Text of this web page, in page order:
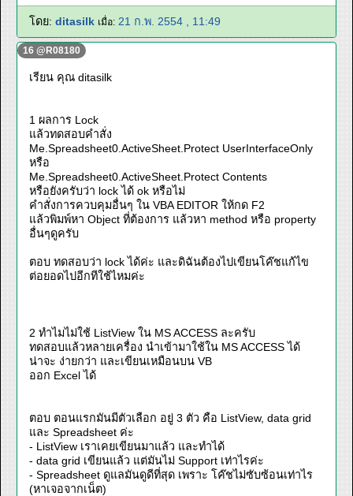
โดย: ditasilk เมื่อ: 21 ก.พ. 2554 , 11:49
16 @R08180
เรียน คุณ ditasilk
1 ผลการ Lock
แล้วทดสอบคำสั่ง
Me.Spreadsheet0.ActiveSheet.Protect UserInterfaceOnly
หรือ
Me.Spreadsheet0.ActiveSheet.Protect Contents
หรือยังครับว่า lock ได้ ok หรือไม่
คำสั่งการควบคุมอื่นๆ ใน VBA EDITOR ให้กด F2
แล้วพิมพ์หา Object ที่ต้องการ แล้วหา method หรือ property
อื่นๆดูครับ
ตอบ ทดสอบว่า lock ได้ค่ะ และดิฉันต้องไปเขียนโค๊ชแก้ไข
ต่อยอดไปอีกทีใช้ไหมค่ะ
2 ทำไมไม่ใช้ ListView ใน MS ACCESS ละครับ
ทดสอบแล้วหลายเครื่อง นำเข้ามาใช้ใน MS ACCESS ได้
น่าจะ ง่ายกว่า และเขียนเหมือนบน VB
ออก Excel ได้
ตอบ ตอนแรกมันมีตัวเลือก อยู่ 3 ตัว คือ ListView, data grid
และ Spreadsheet ค่ะ
- ListView เราเคยเขียนมาแล้ว และทำได้
- data grid เขียนแล้ว แต่มันไม่ Support เท่าไรค่ะ
- Spreadsheet ดูแลมันดูดีที่สุด เพราะ โค๊ชไม่ซับซ้อนเท่าไร
(หาเจอจากเน็ต)